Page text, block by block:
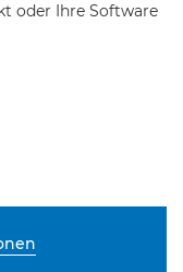
oder Ihre Software